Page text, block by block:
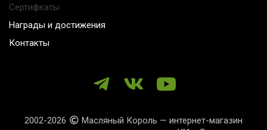
Сертифкаты
Награды и достижения
Контакты
2002-2026
Масляный Король — интернет-магазин